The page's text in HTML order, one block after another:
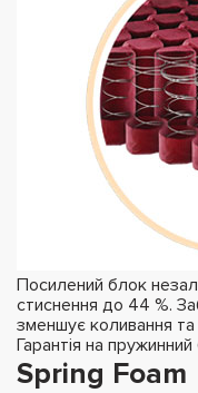
Посилений блок
стиснення до 44 %.
зменшує коливання
Гарантія на
Spring Foam